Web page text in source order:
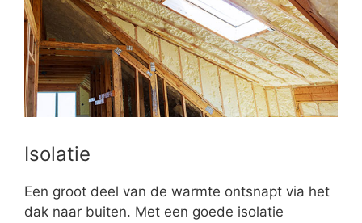
Isolatie
Een groot deel van de warmte ontsnapt via het
dak naar buiten. Met een goede isolatie